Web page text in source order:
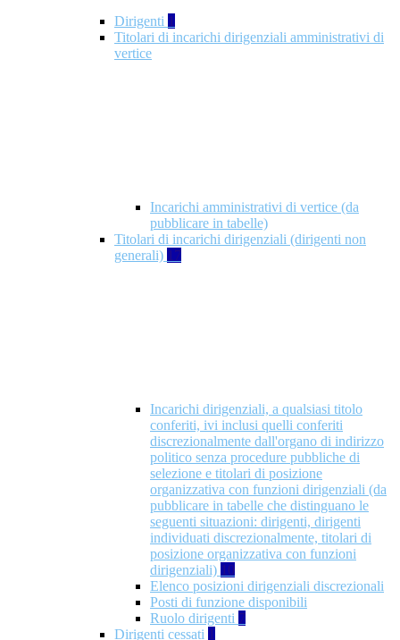
Dirigenti 1
Titolari di incarichi dirigenziali amministrativi di
vertice
Incarichi amministrativi di vertice (da
pubblicare in tabelle)
Titolari di incarichi dirigenziali (dirigenti non
generali) 17
Incarichi dirigenziali, a qualsiasi titolo
conferiti, ivi inclusi quelli conferiti
discrezionalmente dall'organo di indirizzo
politico senza procedure pubbliche di
selezione e titolari di posizione
organizzativa con funzioni dirigenziali (da
pubblicare in tabelle che distinguano le
seguenti situazioni: dirigenti, dirigenti
individuati discrezionalmente, titolari di
posizione organizzativa con funzioni
dirigenziali) 10
Elenco posizioni dirigenziali discrezionali
Posti di funzione disponibili
Ruolo dirigenti 7
Dirigenti cessati 1